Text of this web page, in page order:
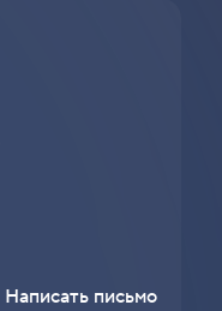
Написать письмо